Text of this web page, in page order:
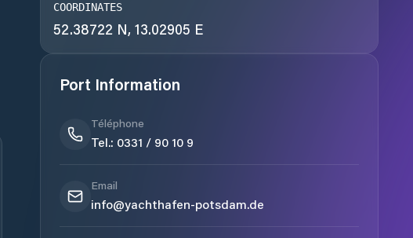
COORDINATES
52.38722 N, 13.02905 E
Port Information
Téléphone
Tel.: 0331 / 90 10 9
Email
info@yachthafen-potsdam.de